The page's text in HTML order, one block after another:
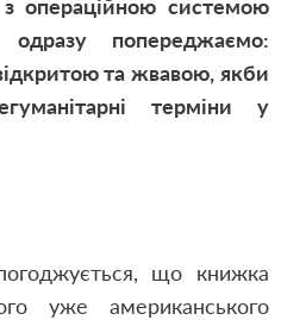
операційною системою
попереджаємо:
та жвавою, якби
терміни у
що книжка
уже американського